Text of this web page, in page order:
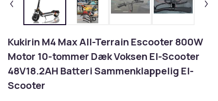
Kukirin M4 Max All-Terrain Escooter 800W
Motor 10-tommer Dæk Voksen El-Scooter
48V18.2AH Batteri Sammenklappelig El-
Scooter